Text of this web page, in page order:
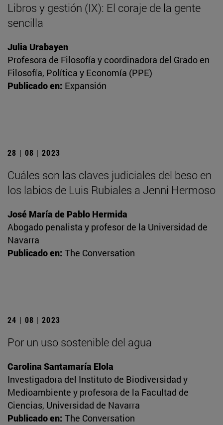
Libros y gestión (IX): El coraje de la gente
sencilla
Julia Urabayen
Profesora de Filosofía y coordinadora del Grado en
Filosofía, Política y Economía (PPE)
Publicado en: Expansión
28 | 08 | 2023
Cuáles son las claves judiciales del beso en
los labios de Luis Rubiales a Jenni Hermoso
José María de Pablo Hermida
Abogado penalista y profesor de la Universidad de
Navarra
Publicado en: The Conversation
24 | 08 | 2023
Por un uso sostenible del agua
Carolina Santamaría Elola
Investigadora del Instituto de Biodiversidad y
Medioambiente y profesora de la Facultad de
Ciencias, Universidad de Navarra
Publicado en: The Conversation